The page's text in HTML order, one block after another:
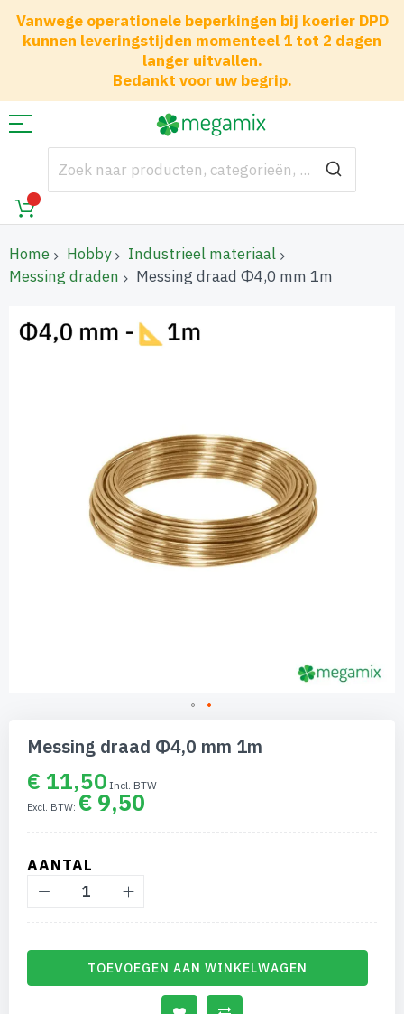
Vanwege operationele beperkingen bij koerier DPD
kunnen leveringstijden momenteel 1 tot 2 dagen
langer uitvallen.
Bedankt voor uw begrip.
Home Hobby
Industrieel materiaal
Messing draden
Messing draad Φ4,0 mm 1m
naar
het
naar
begin
Messing draad Φ4,0 mm 1m
€ 11,50
€ 9,50
AANTAL
TOEVOEGEN AAN WINKELWAGEN